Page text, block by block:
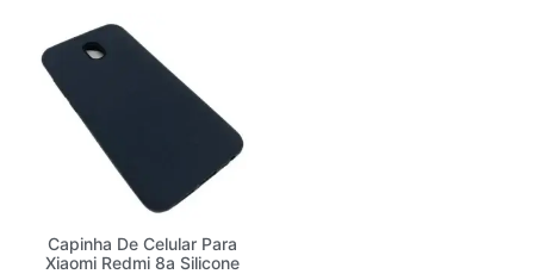
Capinha De Celular Para
Xiaomi Redmi 8a Silicone